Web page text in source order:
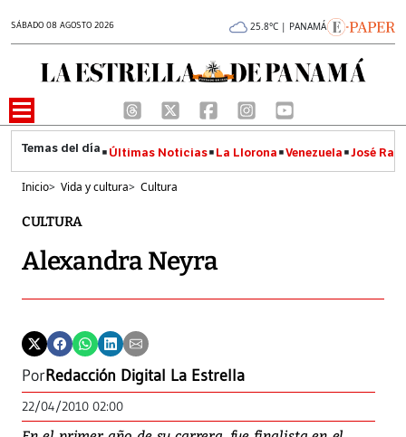
SÁBADO 08 AGOSTO 2026 25.8°C | PANAMÁ
Últimas Noticias La Llorona Venezuela José
Inicio> Vida y cultura> Cultura
CULTURA
Alexandra Neyra
PorRedacción Digital La Estrella
22/04/2010 02:00